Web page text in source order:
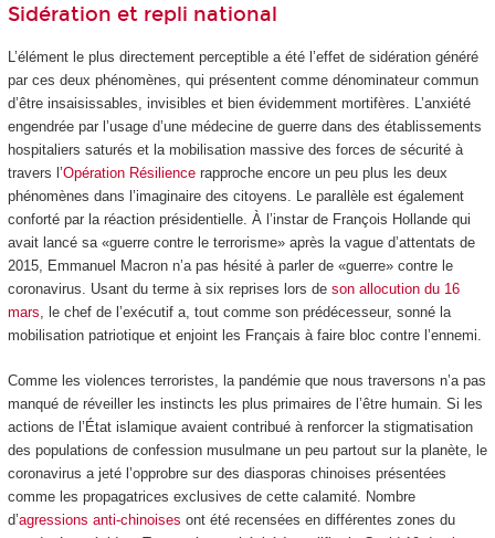
Sidération et repli national
L’élément le plus directement perceptible a été l’effet de sidération généré
par ces deux phénomènes, qui présentent comme dénominateur commun
d’être insaisissables, invisibles et bien évidemment mortifères. L’anxiété
engendrée par l’usage d’une médecine de guerre dans des établissements
hospitaliers saturés et la mobilisation massive des forces de sécurité à
travers l’Opération Résiliencerapproche encore un peu plus les deux
phénomènes dans l’imaginaire des citoyens. Le parallèle est également
conforté par la réaction présidentielle. À l’instar de François Hollande qui
avait lancé sa «guerre contre le terrorisme» après la vague d’attentats de
2015, Emmanuel Macron n’a pas hésité à parler de «guerre» contre le
coronavirus. Usant du terme à six reprises lors de son allocution du 16
mars, le chef de l’exécutif a, tout comme son prédécesseur, sonné la
mobilisation patriotique et enjoint les Français à faire bloc contre l’ennemi.
Comme les violences terroristes, la pandémie que nous traversons n’a pas
manqué de réveiller les instincts les plus primaires de l’être humain. Si les
actions de l’État islamique avaient contribué à renforcer la stigmatisation
des populations de confession musulmane un peu partout sur la planète, le
coronavirus a jeté l’opprobre sur des diasporas chinoises présentées
comme les propagatrices exclusives de cette calamité. Nombre
d’agressions anti-chinoises ont été recensées en différentes zones du